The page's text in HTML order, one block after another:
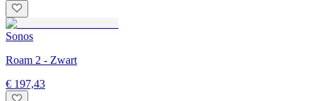
Sonos
Roam 2 - Zwart
€ 197,43